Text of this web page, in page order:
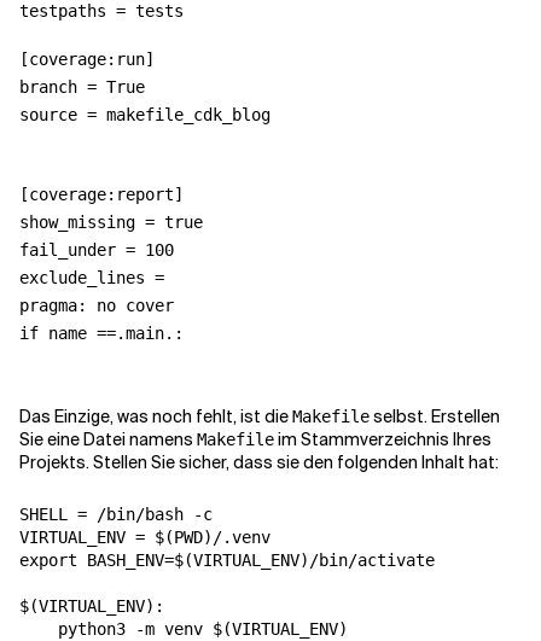
testpaths = tests
[coverage:run]
branch = True
source = makefile_cdk_blog
[coverage:report]
show_missing = true
fail_under = 100
exclude_lines =
pragma: no cover
if name ==.main
Das Einzige, was noch fehlt, ist dieMakefileselbst. Erstellen
Sie eine Datei namens Makefileim Stammverzeichnis Ihres
Projekts. Stellen Sie sicher, dass sie den folgenden Inhalt hat:
SHELL = /bin/bash -c
VIRTUAL_ENV = $(PWD)/.venv
export BASH_ENV=$(VIRTUAL_ENV)/bin/activate
$(VIRTUAL_ENV):
    python3 -m venv $(VIRTUAL_ENV)